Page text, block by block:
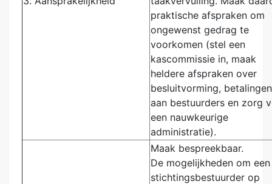
praktische afspraken om
ongewenst gedrag te
voorkomen (stel een
kascommissie in, maak
heldere afspraken over
besluitvorming, betalingen
aan bestuurders en zorg
een nauwkeurige
administratie).
Maak bespreekbaar.
De mogelijkheden om een
stichtingsbestuurder op